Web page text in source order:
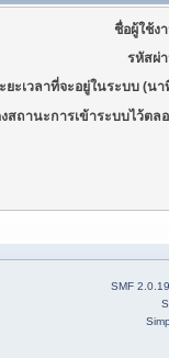
ชื่อผู้ใช้ง
รหัสผ่
ยะเวลาที่จะอยู่ในระบบ (นา
สถานะการเข้าระบบไว้ตล
SMF 2.0.19